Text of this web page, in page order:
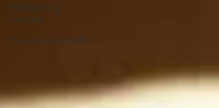
Matlagning
med vilt
Pressmeddelande